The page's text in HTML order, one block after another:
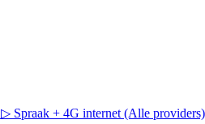
▷ Spraak + 4G internet (Alle